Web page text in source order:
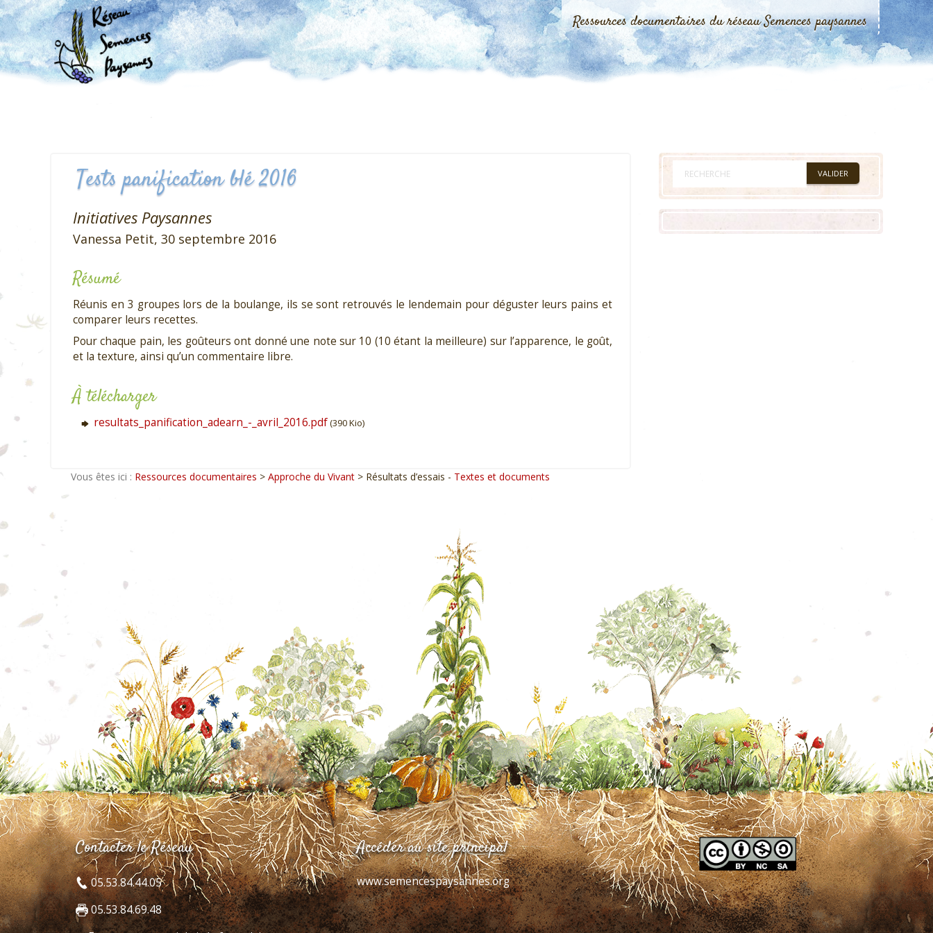
Ressources documentaires du réseau Semences paysannes
Tests panification blé 2016
Initiatives Paysannes
Vanessa Petit, 30 septembre 2016
Résumé
Réunis en 3 groupes lors de la boulange, ils se sont retrouvés le lendemain pour déguster leurs pains et
comparer leurs recettes.
Pour chaque pain, les goûteurs ont donné une note sur 10 (10 étant la meilleure) sur l’apparence, le goût,
et la texture, ainsi qu’un commentaire libre.
À télécharger
resultats_panification_adearn_-_avril_2016.pdf(390 Kio)
Vous êtes ici : Ressources documentaires > Approche du Vivant > Résultats d’essais - Textes et documents
Contacter le Réseau
05.53.84.44.05
05.53.84.69.48
Accéder au site principal
www.semencespaysannes.org